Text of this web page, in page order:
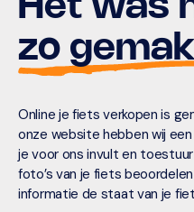
Het was
zo
Online je fiets verkopen is
onze website hebben wij
je voor ons invult en
foto’s van je fiets
informatie de staat van je